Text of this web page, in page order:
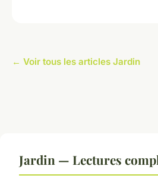
← Voir tous les articles Jardin
Jardin — Lectures